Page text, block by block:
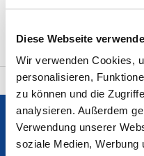
Diese Webseite
Wir verwenden Cookies,
personalisieren,
zu können und die
analysieren. Außerdem
Verwendung unserer
soziale Medien, Werbung
Services
Unternehmen